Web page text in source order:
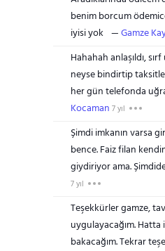
benim borcum
iyisi yok
Gamze
Hahahah anlaşıldı,
neyse bindirtip
her gün telefonda
Kocaman 7 yıl
Şimdi imkanın varsa
bence. Faiz filan
giydiriyor ama.
7 yıl
Teşekkürler gamze,
uygulayacağım.
bakacağım. Tekrar